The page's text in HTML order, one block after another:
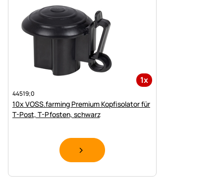
1x
44519;0
10x VOSS.farming Premium Kopfisolator für
T-Post, T-Pfosten, schwarz